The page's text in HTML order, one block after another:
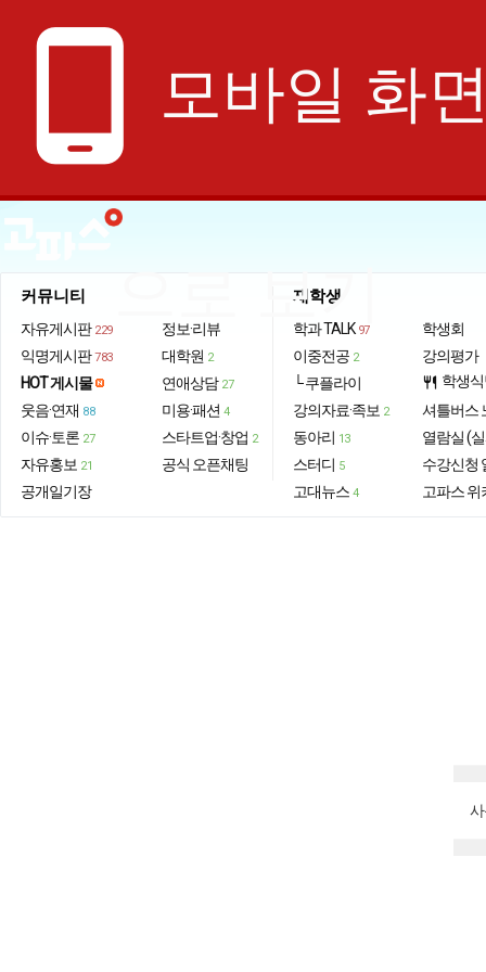
phone_android 모바일 화
으로 보기
커뮤니티
자유게시판 229
익명게시판 783
HOT 게시물
웃음·연재 88
이슈·토론 27
자유홍보 21
공개일기장
정보·리뷰
대학원 2
연애상담 27
미용·패션 4
스타트업·창업 2
공식 오픈채팅
재학생
학과 TALK 97
이중전공 2
└ 쿠플라이
강의자료·족보 2
동아리 13
스터디 5
고대뉴스 4
학생회
강의평가
restaurant 학생
셔틀버스
열람실 (
수강신청
고파스 위